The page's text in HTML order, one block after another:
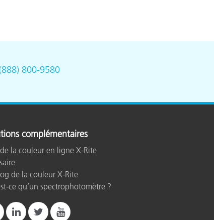
800-9580
complémentaires
la couleur en ligne X-Rite
de la couleur X-Rite
ce qu’un spectrophotomètre ?